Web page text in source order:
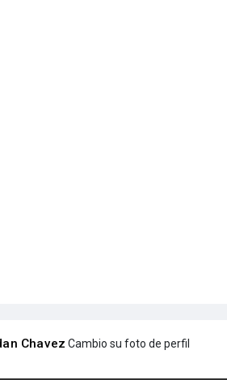
Chavez Cambio su foto de perfil